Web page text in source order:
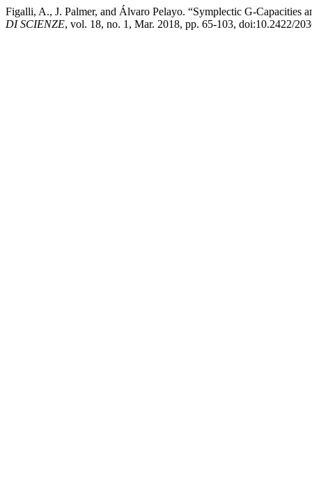
Figalli, A., J. Palmer, and Álvaro Pelayo. “Symplectic G-Capacities
DI SCIENZE, vol. 18, no. 1, Mar. 2018, pp. 65-103, doi:10.2422/